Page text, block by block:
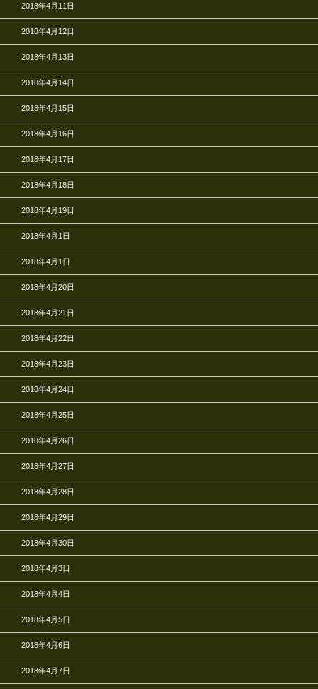
2018年4月11日
2018年4月12日
2018年4月13日
2018年4月14日
2018年4月15日
2018年4月16日
2018年4月17日
2018年4月18日
2018年4月19日
2018年4月1日
2018年4月1日
2018年4月20日
2018年4月21日
2018年4月22日
2018年4月23日
2018年4月24日
2018年4月25日
2018年4月26日
2018年4月27日
2018年4月28日
2018年4月29日
2018年4月30日
2018年4月3日
2018年4月4日
2018年4月5日
2018年4月6日
2018年4月7日